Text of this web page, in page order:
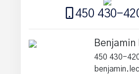
450 430-
Benjamin
450 430-